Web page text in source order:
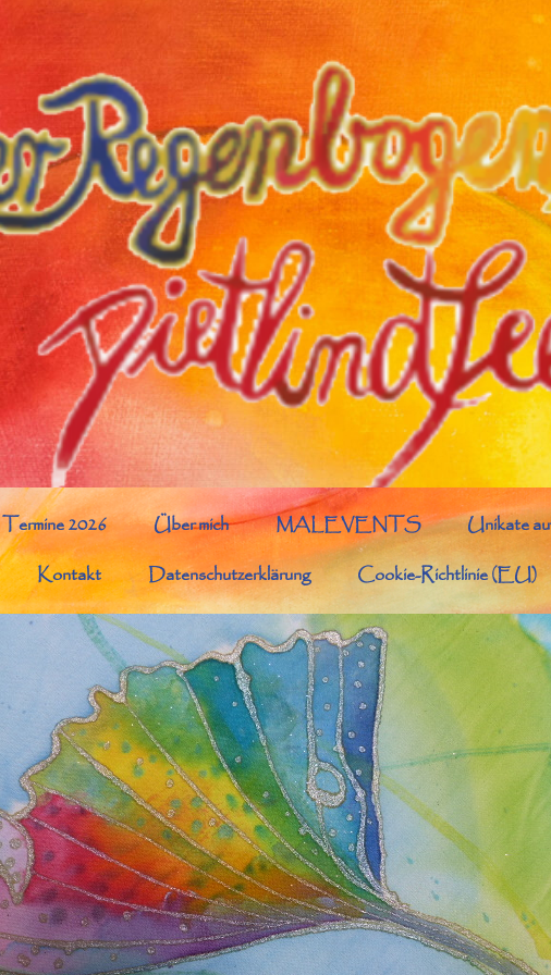
Termine 2026 Über mich MALEVENTS
Unikate
Kontakt Datenschutzerklärung Cookie-Richtlinie (EU)